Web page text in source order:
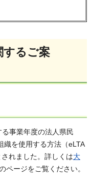
するご案
事業年度の法人県民
織を使用する方法（eLTA
れました。詳しくは大
ページをご覧ください。